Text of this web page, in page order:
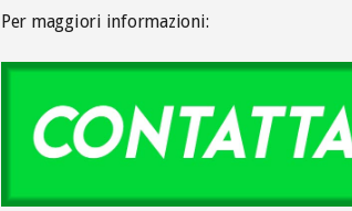
Per maggiori informazioni: